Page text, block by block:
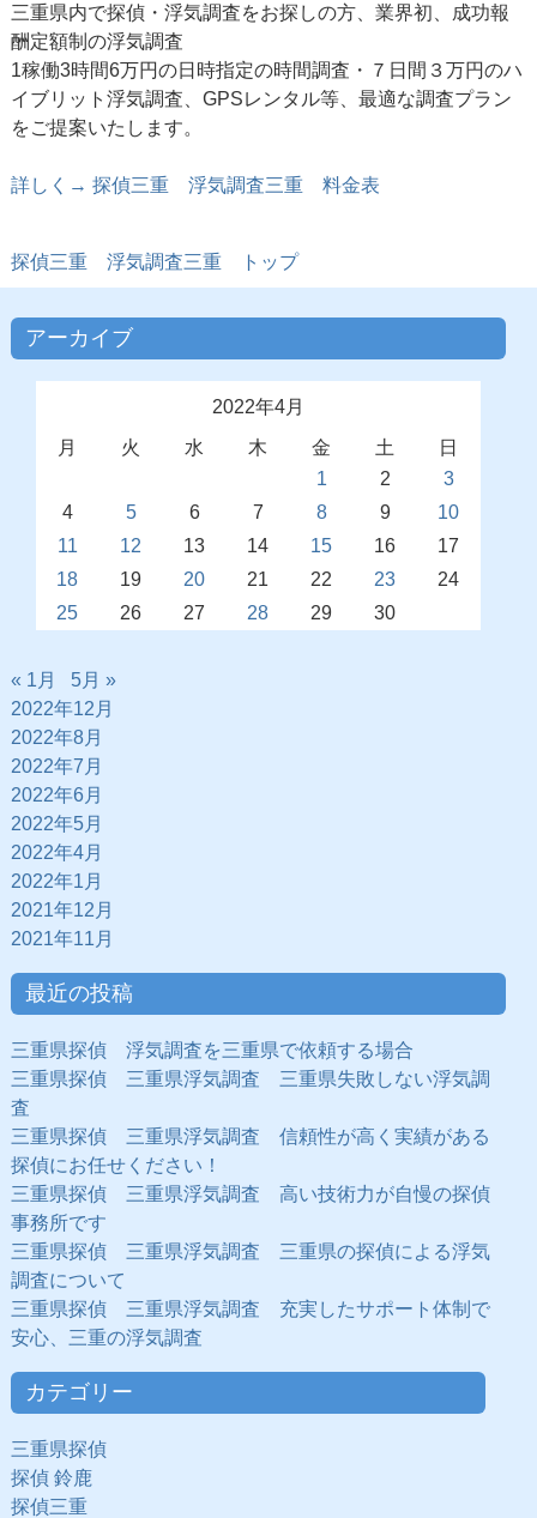
三重県内で探偵・浮気調査をお探しの方、業界初、成功報
酬定額制の浮気調査
1稼働3時間6万円の日時指定の時間調査・７日間３万円のハ
イブリット浮気調査、GPSレンタル等、最適な調査プラン
をご提案いたします。
詳しく→ 探偵三重 浮気調査三重 料金表
探偵三重浮気調査三重 トップ
アーカイブ
2022年4月
月
火 水 木 金 土
日
1
2
3
4
5 6 7 8 9
10
11
12 13 14 15 16
17
18
19 20 21 22 23
24
25
26 27 28 29 30
« 1月
5月 »
2022年12月
2022年8月
2022年7月
2022年6月
2022年5月
2022年4月
2022年1月
2021年12月
2021年11月
最近の投稿
三重県探偵 浮気調査を三重県で依頼する場合
三重県探偵 三重県浮気調査 三重県失敗しない浮気調
査
三重県探偵 三重県浮気調査 信頼性が高く実績がある
探偵にお任せください！
三重県探偵 三重県浮気調査 高い技術力が自慢の探偵
事務所です
三重県探偵 三重県浮気調査 三重県の探偵による浮気
調査について
三重県探偵 三重県浮気調査 充実したサポート体制で
安心、三重の浮気調査
カテゴリー
三重県探偵
探偵 鈴鹿
探偵三重